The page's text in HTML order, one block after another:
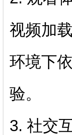
视频加
环境下
验。
3. 社交